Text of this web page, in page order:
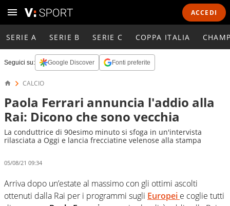
ACCEDI
SERIE A SERIE B SERIE C COPPA ITALIA
Seguici su: Google Discover Fonti preferite
CALCIO
Paola Ferrari annuncia l'addio alla
Rai: Dicono che sono vecchia
La conduttrice di 90esimo minuto si sfoga in un'intervista
rilasciata a Oggi e lancia frecciatine velenose alla stampa
05/08/21 09:34
Arriva dopo un’estate al massimo con gli ottimi ascolti
ottenuti dalla Rai per i programmi sugli Europei e coglie tutti